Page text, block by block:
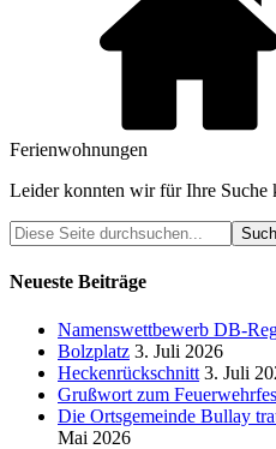
Ferienwohnungen
Leider konnten wir für Ihre Suche
Neueste Beiträge
Namenswettbewerb DB-
Bolzplatz 3. Juli 2026
Heckenrückschnitt 3. Juli
Grußwort zum
Die Ortsgemeinde Bullay
Mai 2026